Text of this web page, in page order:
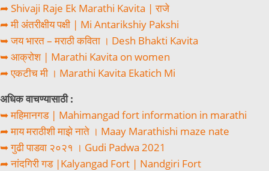
➦ Shivaji Raje Ek Marathi Kavita | राजे
➦ मी अंतरीक्षीय पक्षी | Mi Antarikshiy Pakshi
➥ जय भारत – मराठी कविता । Desh Bhakti Kavita
➥ आक्रोश | Marathi Kavita on women
➦ एकटीच मी । Marathi Kavita Ekatich Mi
अधिक वाचण्यासाठी :
➥ महिमानगड | Mahimangad fort information in marathi
➦ माय मराठीशी माझे नाते । Maay Marathishi maze nate
➥ गुढी पाडवा २०२१ । Gudi Padwa 2021
➦ नांदगिरी गड |Kalyangad Fort | Nandgiri Fort